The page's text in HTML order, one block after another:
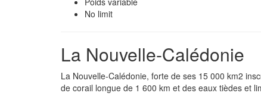
No limit
La Nouvelle-Calédonie
La Nouvelle-Calédonie, forte de ses 15 000 km2
de corail longue de 1 600 km et des eaux tièdes et